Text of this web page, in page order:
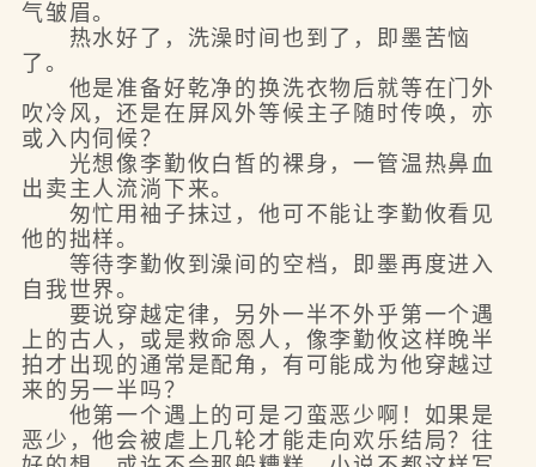
气皱眉。
热水好了，洗澡时间也到了，即墨苦恼
了。
他是准备好乾净的换洗衣物后就等在门外
吹冷风，还是在屏风外等候主子随时传唤，亦
或入内伺候？
光想像李勤攸白皙的裸身，一管温热鼻血
出卖主人流淌下来。
匆忙用袖子抹过，他可不能让李勤攸看见
他的拙样。
等待李勤攸到澡间的空档，即墨再度进入
自我世界。
要说穿越定律，另外一半不外乎第一个遇
上的古人，或是救命恩人，像李勤攸这样晚半
拍才出现的通常是配角，有可能成为他穿越过
来的另一半吗？
他第一个遇上的可是刁蛮恶少啊！如果是
恶少，他会被虐上几轮才能走向欢乐结局？往